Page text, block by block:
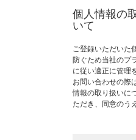
個人情報の
いて
ご登録いただいた
防ぐため当社のプ
に従い適正に管理
お問い合わせの際
情報の取り扱いに
ただき、同意のう